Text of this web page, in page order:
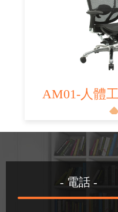
AM01-人體
- 電話 -